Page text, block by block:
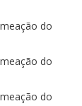
do
do
do